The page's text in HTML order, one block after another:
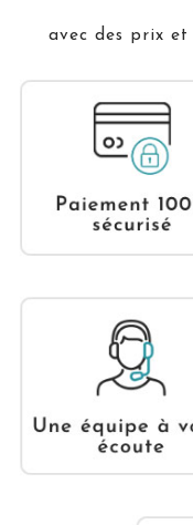
avec des prix